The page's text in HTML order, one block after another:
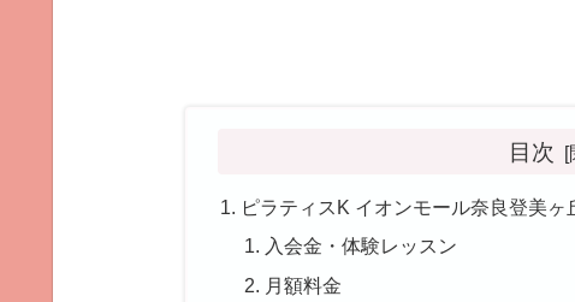
目次
ピラティスK イオンモール奈良登美
入会金・体験レッスン
月額料金